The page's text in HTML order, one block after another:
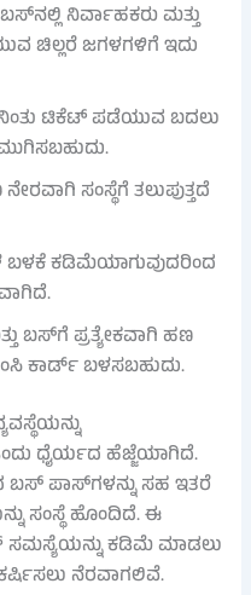
ನಿರ್ವಾಹಕರು ಮತ್ತು
ಚಿಲ್ಲರೆ ಜಗಳಗಳಿಗೆ ಇದು
ಟಿಕೆಟ್ ಪಡೆಯುವ ಬದಲು
ಸಂಸ್ಥೆಗೆ ತಲುಪುತ್ತದೆ
ಬಳಕೆ ಕಡಿಮೆಯಾಗುವುದರಿಂದ
ಬಸ್‌ಗೆ ಪ್ರತ್ಯೇಕವಾಗಿ ಹಣ
ಕಾರ್ಡ್ ಬಳಸಬಹುದು.
ಧೈರ್ಯದ ಹೆಜ್ಜೆಯಾಗಿದೆ.
ಪಾಸ್‌ಗಳನ್ನು ಸಹ ಇತರೆ
ಸಂಸ್ಥೆ ಹೊಂದಿದೆ. ಈ
ಸಮಸ್ಯೆಯನ್ನು ಕಡಿಮೆ ಮಾಡಲು
ನೆರವಾಗಲಿವೆ.